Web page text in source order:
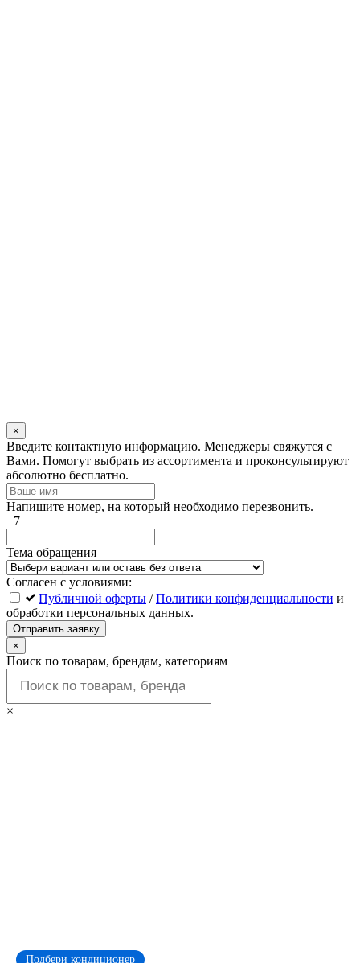
Подбери кондиционер
×
Оставьте
это
поле
пустым
Введите контактную информацию. Менеджеры свяжутся с
Вами. Помогут выбрать из ассортимента и проконсультируют
абсолютно бесплатно.
Напишите номер, на который необходимо перезвонить.
+7
Тема обращения
Согласен с условиями:
Публичной оферты /Политики конфиденциальности и
обработки персональных данных.
Отправить заявку
×
Поиск по товарам, брендам, категориям
×